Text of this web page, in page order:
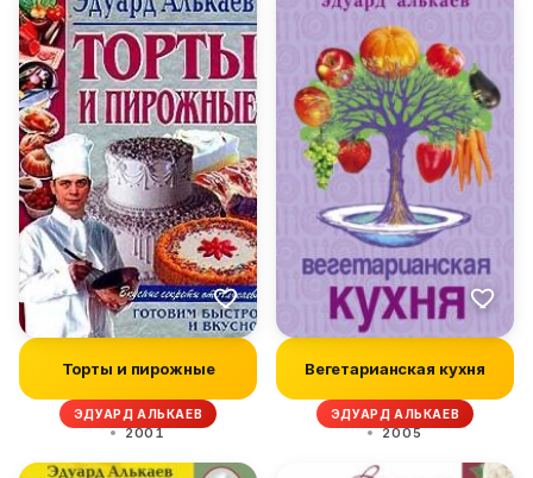
Торты и пирожные
ЭДУАРД АЛЬКАЕВ
2001
Вегетарианская кухня
ЭДУАРД АЛЬКАЕВ
2005